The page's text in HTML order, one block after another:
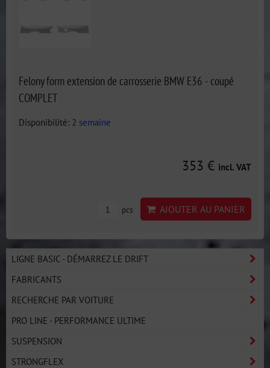
Felony form extension de carrosserie BMW E36 - coupé
COMPLET
Disponibilité: 2 semaine
353 € incl. VAT
pcs AJOUTER AU PANIER
LIGNE BASIC - DÉMARREZ LE DRIFT
FABRICANTS
RECHERCHE PAR VOITURE
PRO LINE - PERFORMANCE ULTIME
SUSPENSION
STRONGFLEX